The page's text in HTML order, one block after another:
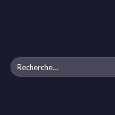
Recherche
pour :